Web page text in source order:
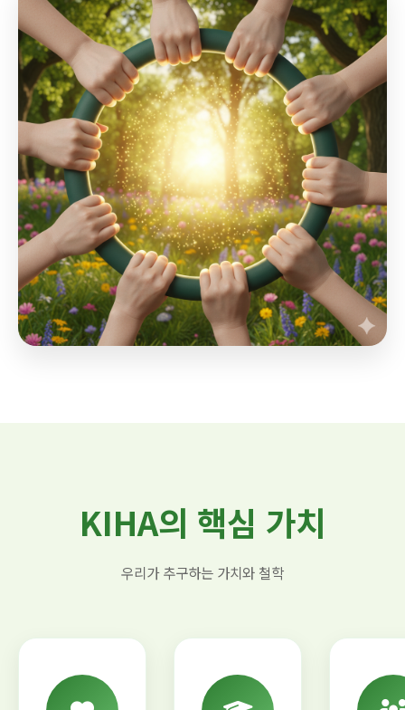
KIHA의 핵심 가치
우리가 추구하는 가치와 철학